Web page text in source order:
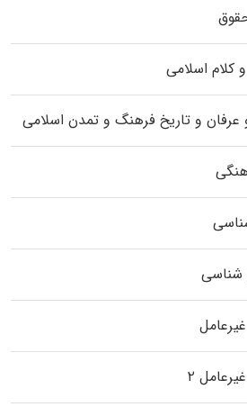
کلام اسلامی
عرفان و تاریخ فرهنگ و تمدن اسلامی
شناسی
۲